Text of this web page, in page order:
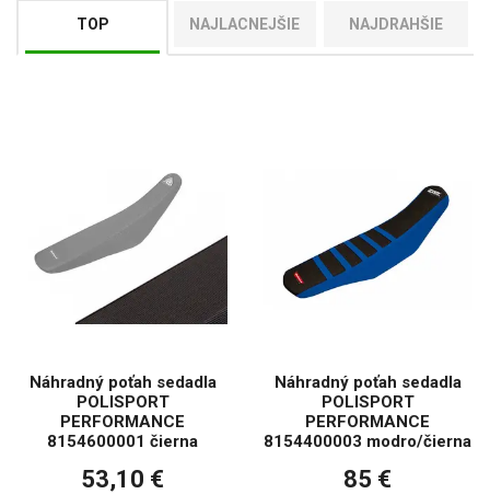
hodinách na motorke.
TOP
NAJLACNEJŠIE NAJDRAHŠIE
Náhradný poťah sedadla
POLISPORT
PERFORMANCE
8154600001 čierna
53,10 €
Náhradný poťah sedadla
POLISPORT
PERFORMANCE
8154400003 modro/čierna
85 €